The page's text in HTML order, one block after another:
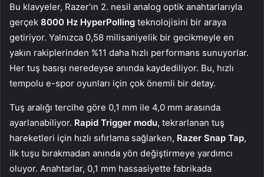
Bu klavyeler, Razer’ın 2. nesil analog optik anahtarlarıyla
gerçek 8000 Hz HyperPolling teknolojisini bir araya
getiriyor. Yalnızca 0,58 milisaniyelik bir gecikmeyle en
yakın rakiplerinden %11 daha hızlı performans sunuyorlar.
Her tuş basışı neredeyse anında kaydediliyor. Bu, hızlı
tempolu e-spor oyunları için çok önemli bir detay.
Tuş aralığı tercihe göre 0,1 mm ile 4,0 mm arasında
ayarlanabiliyor. Rapid Trigger modu, tekrarlanan tuş
hareketleri için hızlı sıfırlama sağlarken, Razer Snap Tap,
ilk tuşu bırakmadan anında yön değiştirmeye yardımcı
oluyor. Anahtarlar, 0,1 mm hassasiyette fabrikada